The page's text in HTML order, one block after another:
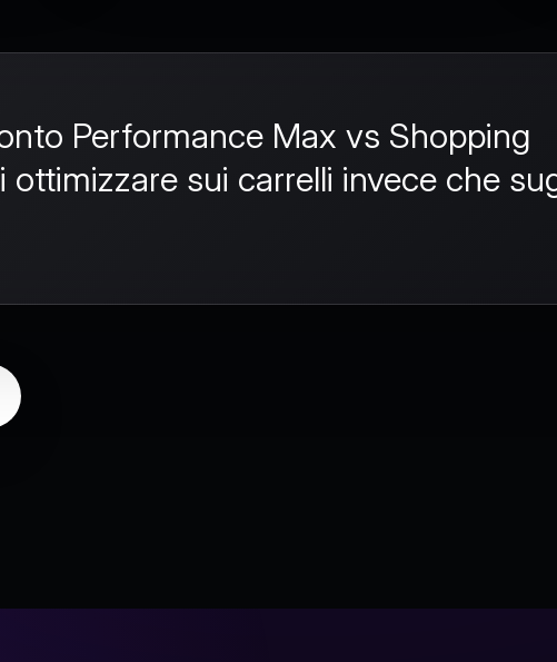
Performance Max vs Shopping
ottimizzare sui carrelli invece che